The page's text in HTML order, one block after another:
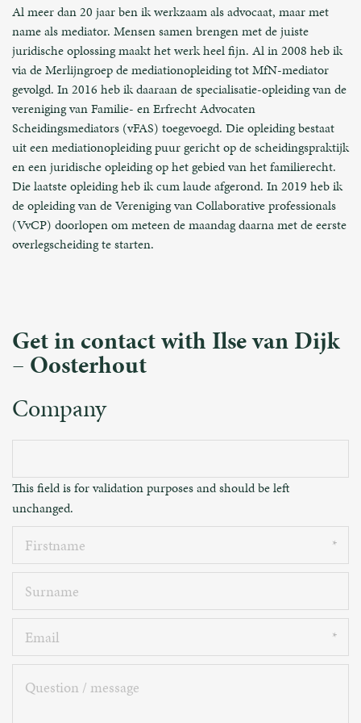
Al meer dan 20 jaar ben ik werkzaam als advocaat, maar met
name als mediator. Mensen samen brengen met de juiste
juridische oplossing maakt het werk heel fijn. Al in 2008 heb ik
via de Merlijngroep de mediationopleiding tot MfN-mediator
gevolgd. In 2016 heb ik daaraan de specialisatie-opleiding van de
vereniging van Familie- en Erfrecht Advocaten
Scheidingsmediators (vFAS) toegevoegd. Die opleiding bestaat
uit een mediationopleiding puur gericht op de scheidingspraktijk
en een juridische opleiding op het gebied van het familierecht.
Die laatste opleiding heb ik cum laude afgerond. In 2019 heb ik
de opleiding van de Vereniging van Collaborative professionals
(VvCP) doorlopen om meteen de maandag daarna met de eerste
overlegscheiding te starten.
Get in contact with Ilse van Dijk
– Oosterhout
Company
This field is for validation purposes and should be left
unchanged.
Firstname
Surname
Email
Question